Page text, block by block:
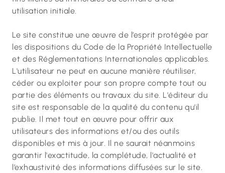
utilisation initiale.
Le site constitue une œuvre de l’esprit protégée par
les dispositions du Code de la Propriété Intellectuelle
et des Réglementations Internationales applicables.
L'utilisateur ne peut en aucune manière réutiliser,
céder ou exploiter pour son propre compte tout ou
partie des éléments ou travaux du site. L'éditeur du
site est responsable de la qualité du contenu qu'il
publie. Il met tout en œuvre pour offrir aux
utilisateurs des informations et/ou des outils
disponibles et mis à jour. Il ne saurait néanmoins
garantir l'exactitude, la complétude, l'actualité et
l’exhaustivité des informations diffusées sur le site.